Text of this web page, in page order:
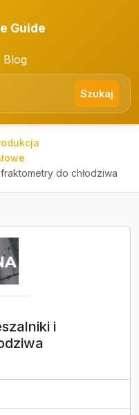
Guide
Blog
Szukaj
do chłodziwa
i